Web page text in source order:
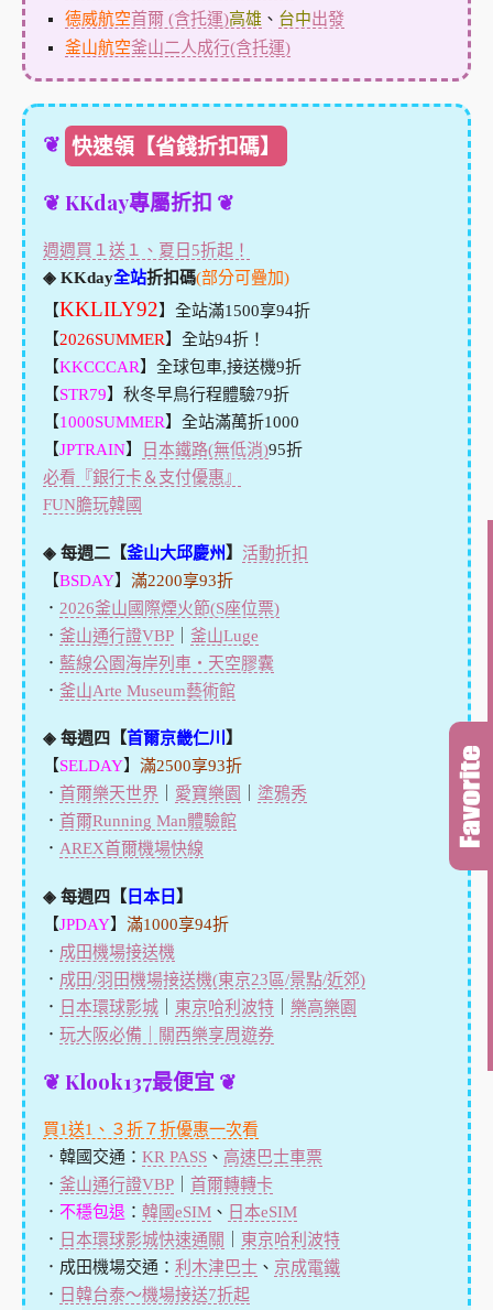
德威航空首爾 (含托運)高雄 、 台中出發
釜山航空釜山二人成行(含托運)
❦ 快速領【省錢折扣碼】
❦ KKday專屬折扣 ❦
週週買１送１、夏日5折起！
◈ KKday全站折扣碼(部分可疊加)
【KKLILY92】全站滿1500享94折
【2026SUMMER】全站94折！
【KKCCCAR】全球包車,接送機9折
【STR79】秋冬早鳥行程體驗79折
【1000SUMMER】全站滿萬折1000
【JPTRAIN】 日本鐵路(無低消)95折
必看『銀行卡＆支付優惠』
FUN膽玩韓國
◈ 每週二【釜山大邱慶州】 活動折扣
【BSDAY】 滿2200享93折
． 2026釜山國際煙火節(S座位票)
． 釜山通行證VBP｜ 釜山Luge
． 藍線公園海岸列車・天空膠囊
． 釜山Arte Museum藝術館
◈ 每週四【首爾京畿仁川 】
【SELDAY】 滿2500享93折
． 首爾樂天世界 愛寶樂園
塗鴉秀
． 首爾Running Man體驗館
． AREX首爾機場快線
◈ 每週四【 日本日 】
【JPDAY】 滿1000享94折
． 成田機場接送機
． 成田/羽田機場接送機(東京23區/景點/近郊)
． 日本環球影城｜ 東京哈利波特｜ 樂高樂園
． 玩大阪必備｜關西樂享周遊券
❦ Klook137最便宜 ❦
買1送1、３折７折優惠一次看
．韓國交通： KR PASS、 高速巴士車票
． 釜山通行證VBP｜ 首爾轉轉卡
． 不穩包退 ： 韓國eSIM、 日本eSIM
． 日本環球影城快速通關
東京哈利波特
．成田機場交通： 利木津巴士、 京成電鐵
． 日韓台泰～機場接送7折起